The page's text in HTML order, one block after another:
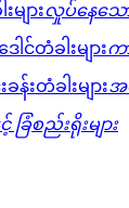
လှုပ်နေသော
က
အ
ခြံစည်းရိုးများ